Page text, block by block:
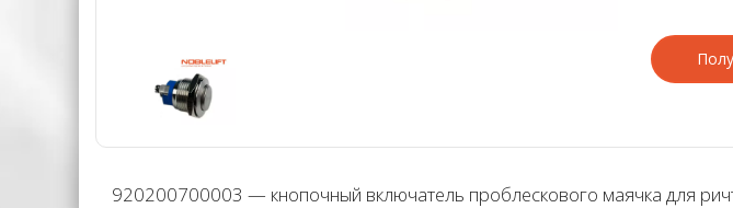
920200700003 — кнопочный включатель проблескового маячка для